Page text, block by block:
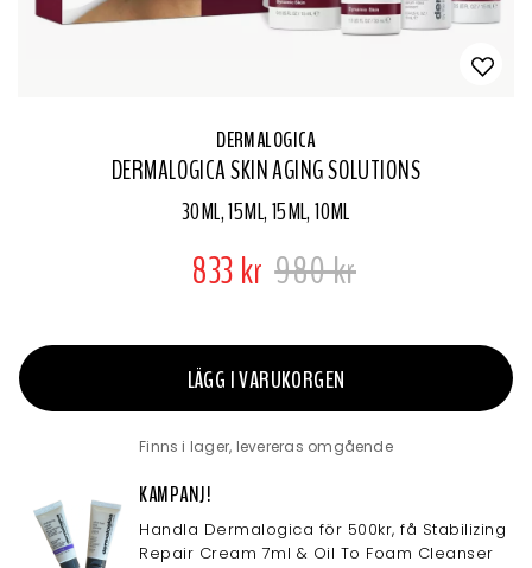
DERMALOGICA
DERMALOGICA SKIN AGING SOLUTIONS
30ML, 15ML, 15ML, 10ML
833 kr 980 kr
LÄGG I VARUKORGEN
Finns i lager, levereras omgående
KAMPANJ!
Handla Dermalogica för 500kr, få Stabilizing
Repair Cream 7ml & Oil To Foam Cleanser